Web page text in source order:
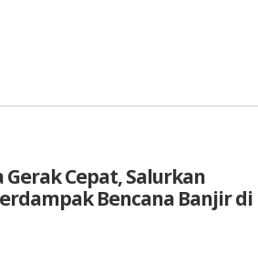
Cepat, Salurkan
Bencana Banjir di